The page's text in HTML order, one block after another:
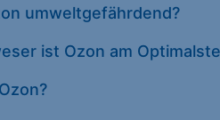
umweltgefährdend?
ist Ozon am